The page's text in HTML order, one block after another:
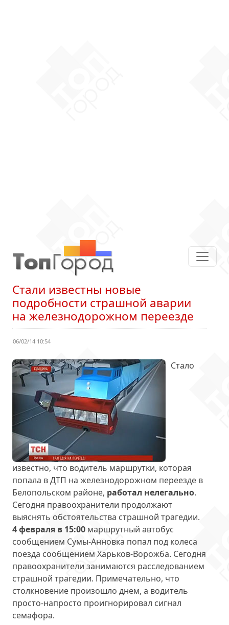
Стали известны новые
подробности страшной аварии
на железнодорожном переезде
06/02/14 10:54
Стало
известно, что водитель маршрутки, которая
попала в ДТП на железнодорожном переезде в
Белопольском районе, работал нелегально.
Сегодня правоохранители продолжают
выяснять обстоятельства страшной трагедии.
4 февраля в 15:00 маршрутный автобус
сообщением Сумы-Анновка попал под колеса
поезда сообщением Харьков-Ворожба. Сегодня
правоохранители занимаются расследованием
страшной трагедии. Примечательно, что
столкновение произошло днем, а водитель
просто-напросто проигнорировал сигнал
семафора.